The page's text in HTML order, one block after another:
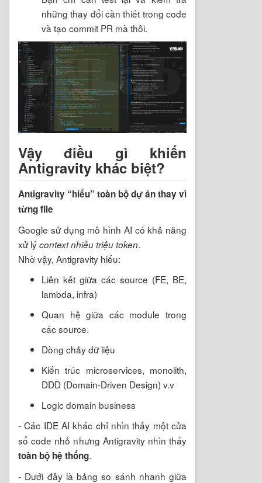
những thay đổi cần thiết trong code
và tạo commit PR mà thôi.
Vậy điều gì khiến
Antigravity khác biệt?
Antigravity “hiểu” toàn bộ dự án thay vì
từng file
Google sử dụng mô hình AI có khả năng
xử lýcontext nhiều triệu token.
Nhờ vậy, Antigravity hiểu:
Liên kết giữa các source (FE, BE,
lambda, infra)
Quan hệ giữa các module trong
các source.
Dòng chảy dữ liệu
Kiến trúc microservices, monolith,
DDD (Domain-Driven Design) v.v
Logic domain business
- Các IDE AI khác chỉ nhìn thấy một cửa
sổ code nhỏ nhưng Antigravity nhìn thấy
toàn bộ hệ thống.
- Dưới đây là bảng so sánh nhanh giữa